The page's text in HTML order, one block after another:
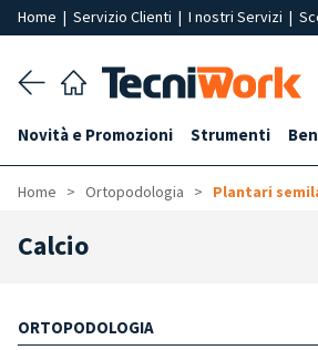
Home | Servizio Clienti | I nostri Servizi |
Novità e Promozioni Strumenti
Home Ortopodologia Plantari
Calcio
ORTOPODOLOGIA